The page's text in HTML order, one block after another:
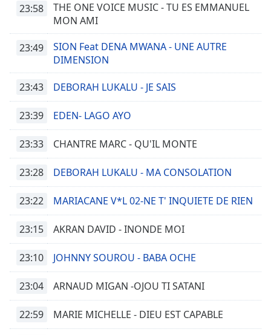
0.00%
currently
behind
LIVE
Remaining
Time-
1x
Playback
Chapters
Chapters
descriptions
off,
selected
23:58
THE ONE VOICE MUSIC - TU ES EMMANUEL
MON AMI
23:49
SION Feat DENA MWANA - UNE AUTRE
DIMENSION
23:43 DEBORAH LUKALU - JE SAIS
23:39 EDEN- LAGO AYO
23:33 CHANTRE MARC - QU'IL MONTE
23:28 DEBORAH LUKALU - MA CONSOLATION
23:22 MARIACANE V*L 02-NE T' INQUIETE DE RIEN
23:15 AKRAN DAVID - INONDE MOI
23:10 JOHNNY SOUROU - BABA OCHE
23:04 ARNAUD MIGAN -OJOU TI SATANI
22:59 MARIE MICHELLE - DIEU EST CAPABLE